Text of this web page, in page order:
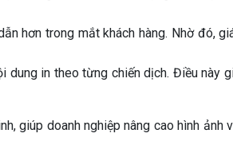
hơn trong mắt khách hàng. Nhờ đó,
in theo từng chiến dịch. Điều này
giúp doanh nghiệp nâng cao hình ảnh